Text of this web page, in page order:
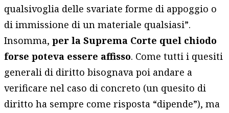
qualsivoglia delle svariate forme di appoggio o
di immissione di un materiale qualsiasi”.
Insomma,per la Suprema Corte quel chiodo
forse poteva essere affisso. Come tutti i quesiti
generali di diritto bisognava poi andare a
verificare nel caso di concreto (un quesito di
diritto ha sempre come risposta “dipende”), ma